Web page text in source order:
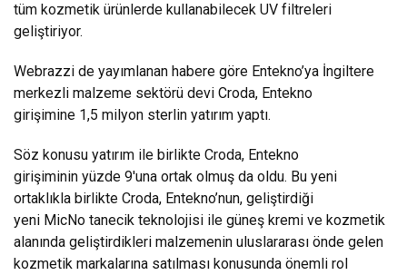
tüm kozmetik ürünlerde kullanabilecek UV filtreleri
geliştiriyor.
Webrazzi de yayımlanan habere göre Entekno’ya İngiltere
merkezli malzeme sektörü devi Croda, Entekno
girişimine 1,5 milyon sterlin yatırım yaptı.
Söz konusu yatırım ile birlikte Croda, Entekno
girişiminin yüzde 9'una ortak olmuş da oldu. Bu yeni
ortaklıkla birlikte Croda, Entekno’nun, geliştirdiği
yeni MicNo tanecik teknolojisi ile güneş kremi ve kozmetik
alanında geliştirdikleri malzemenin uluslararası önde gelen
kozmetik markalarına satılması konusunda önemli rol